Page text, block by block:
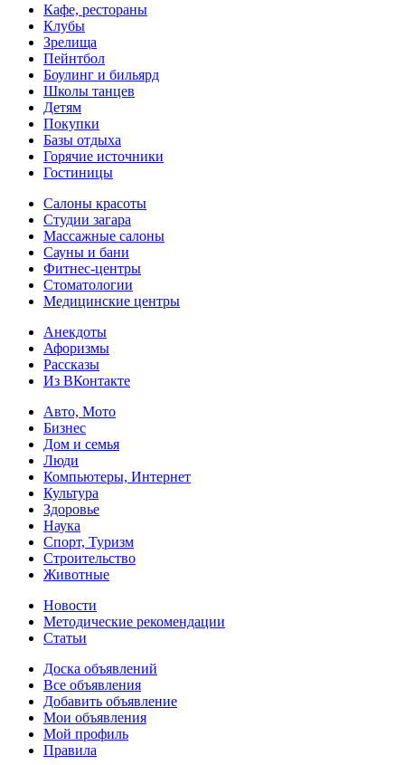
Кафе, рестораны
Клубы
Зрелища
Пейнтбол
Боулинг и бильярд
Школы танцев
Детям
Покупки
Базы отдыха
Горячие источники
Гостиницы
Салоны красоты
Студии загара
Массажные салоны
Сауны и бани
Фитнес-центры
Стоматологии
Медицинские центры
Анекдоты
Афоризмы
Рассказы
Из ВКонтакте
Авто, Мото
Бизнес
Дом и семья
Люди
Компьютеры, Интернет
Культура
Здоровье
Наука
Спорт, Туризм
Строительство
Животные
Новости
Методические рекомендации
Статьи
Доска объявлений
Все объявления
Добавить объявление
Мои объявления
Мой профиль
Правила